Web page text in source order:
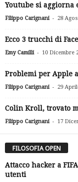
Youtube si aggiorna
Filippo Carignani - 28
Ecco 3 trucchi di
Emy Camilli - 10 Dicembre
Problemi per Apple
Filippo Carignani - 29
Colin Kroll, trovato
Filippo Carignani - 17
FILOSOFIA OPEN
Attacco hacker a
utenti